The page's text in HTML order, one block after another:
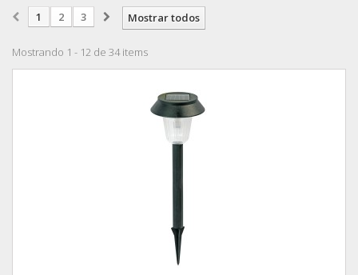
Mostrar todos
1 2 3
Mostrando 1 - 12 de 34 items